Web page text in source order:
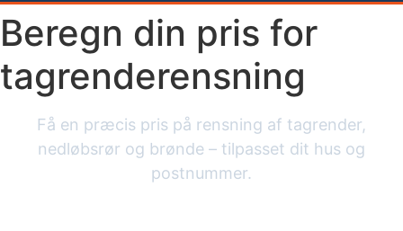
Beregn din pris for
tagrenderensning
Få en præcis pris på rensning af tagrender,
nedløbsrør og brønde – tilpasset dit hus og
postnummer.